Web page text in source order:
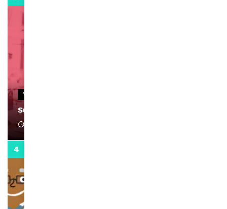
VIDEOS
Support Black Business Wee-kend